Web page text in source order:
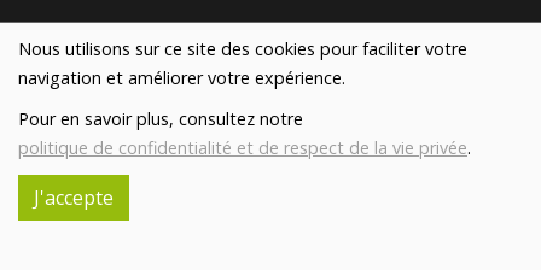
Nous utilisons sur ce site des cookies pour faciliter votre
navigation et améliorer votre expérience.
Pour en savoir plus, consultez notre
politique de confidentialité et de respect de la vie privée.
J'accepte